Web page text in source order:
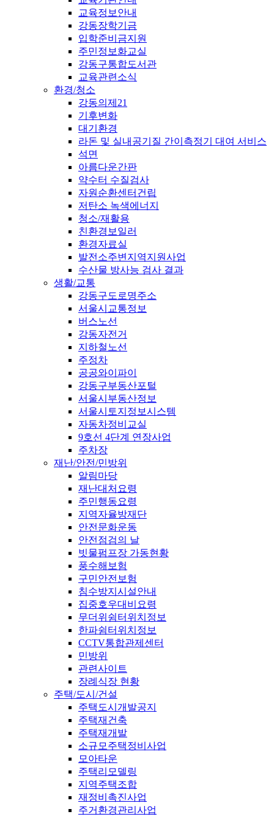
교육정보안내
강동장학기금
입학준비금지원
주민정보화교실
강동구통합도서관
교육관련소식
환경/청소
강동의제21
기후변화
대기환경
라돈 및 실내공기질 간이측정기 대여 서비스
석면
아름다운간판
약수터 수질검사
자원순환센터건립
저탄소 녹색에너지
청소/재활용
친환경보일러
환경자료실
발전소주변지역지원사업
수산물 방사능 검사 결과
생활/교통
강동구도로명주소
서울시교통정보
버스노선
강동자전거
지하철노선
주정차
공공와이파이
강동구부동산포털
서울시부동산정보
서울시토지정보시스템
자동차정비교실
9호선 4단계 연장사업
주차장
재난/안전/민방위
알림마당
재난대처요령
주민행동요령
지역자율방재단
안전문화운동
안전점검의 날
빗물펌프장 가동현황
풍수해보험
구민안전보험
침수방지시설안내
집중호우대비요령
무더위쉼터위치정보
한파쉼터위치정보
CCTV통합관제센터
민방위
관련사이트
장례식장 현황
주택/도시/건설
주택도시개발공지
주택재건축
주택재개발
소규모주택정비사업
모아타운
주택리모델링
지역주택조합
재정비촉진사업
주거환경관리사업